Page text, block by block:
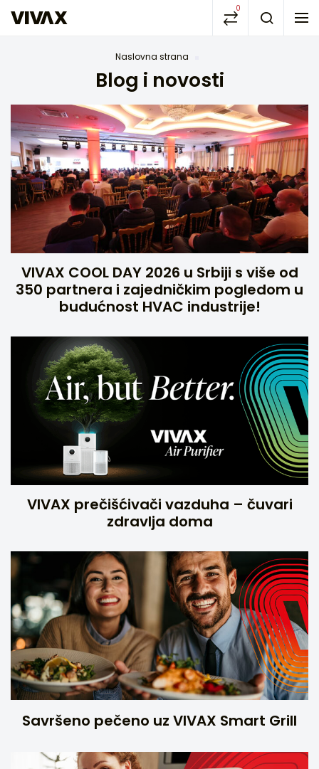
0
Naslovna strana
Blog i novosti
VIVAX COOL DAY 2026 u Srbiji s više od
350 partnera i zajedničkim pogledom u
budućnost HVAC industrije!
VIVAX prečišćivači vazduha – čuvari
zdravlja doma
Savršeno pečeno uz VIVAX Smart Grill